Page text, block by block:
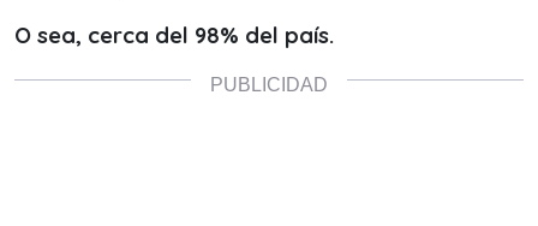
O sea, cerca del 98% del país.